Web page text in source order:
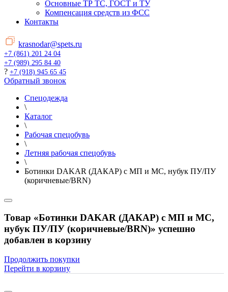
Основные ТР ТС, ГОСТ и ТУ
Компенсация средств из ФСС
Контакты
krasnodar@spets.ru
+7 (861) 201 24 04
+7 (989) 295 84 40
? +7 (918) 945 65 45
Обратный звонок
Спецодежда
\
Каталог
\
Рабочая спецобувь
\
Летняя рабочая спецобувь
\
Ботинки DAKAR (ДАКАР) с МП и МС, нубук ПУ/ПУ
(коричневые/BRN)
Товар «Ботинки DAKAR (ДАКАР) с МП и МС,
нубук ПУ/ПУ (коричневые/BRN)» успешно
добавлен в корзину
Продолжить покупки
Перейти в корзину